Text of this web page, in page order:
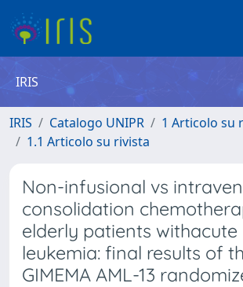
IRIS
IRIS Catalogo UNIPR
1 Articolo su
1.1 Articolo su rivista
Non-infusional vs
consolidation
elderly patients withacute
leukemia: final results of
GIMEMA AML-13